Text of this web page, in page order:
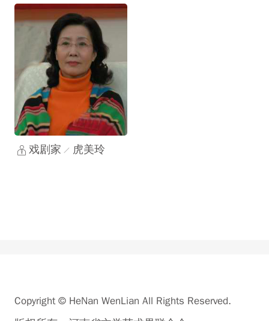
戏剧家 虎美玲
Copyright © HeNan WenLian All Rights Reserved.